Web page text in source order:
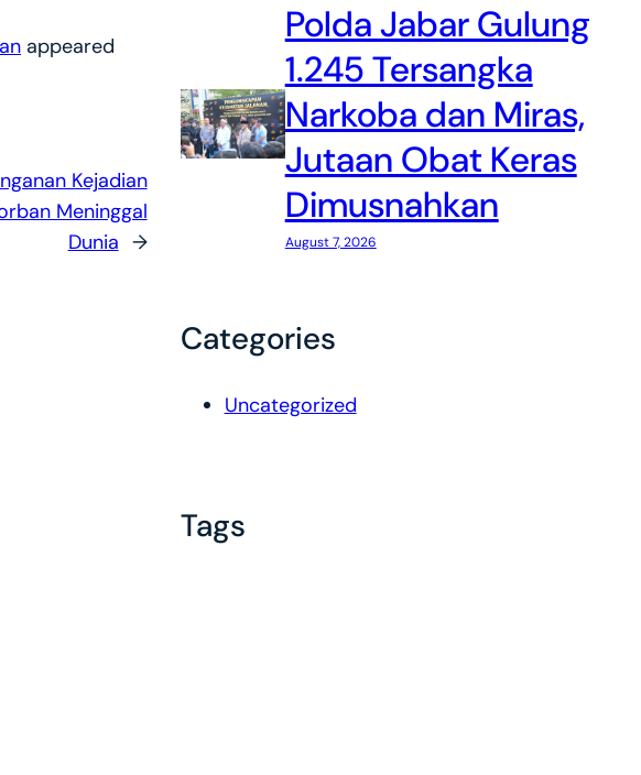
appeared
Kejadian
Meninggal
Dunia →
Polda Jabar Gulung
1.245 Tersangka
Narkoba dan Miras,
Jutaan Obat Keras
Dimusnahkan
August 7, 2026
Categories
Uncategorized
Tags